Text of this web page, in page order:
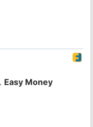
Easy Money